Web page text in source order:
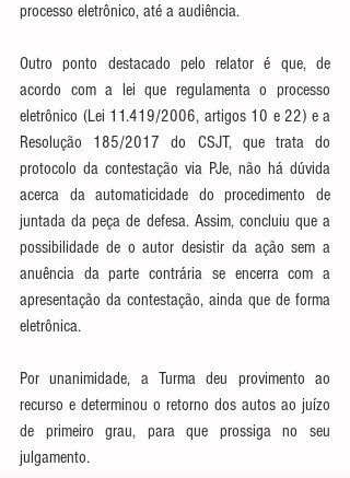
processo eletrônico, até a audiência.
Outro ponto destacado pelo relator é que, de
acordo com a lei que regulamenta o processo
eletrônico (Lei 11.419/2006, artigos 10 e 22) e a
Resolução 185/2017 do CSJT, que trata do
protocolo da contestação via PJe, não há dúvida
acerca da automaticidade do procedimento de
juntada da peça de defesa. Assim, concluiu que a
possibilidade de o autor desistir da ação sem a
anuência da parte contrária se encerra com a
apresentação da contestação, ainda que de forma
eletrônica.
Por unanimidade, a Turma deu provimento ao
recurso e determinou o retorno dos autos ao juízo
de primeiro grau, para que prossiga no seu
julgamento.